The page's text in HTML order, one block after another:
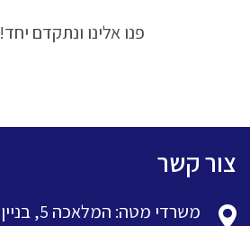
פנו אלינו ונתקדם יחד!
צור קשר